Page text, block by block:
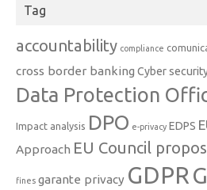
Tag
accountability compliance
cross border banking Cyber
Data Protection
Impact analysis DPO e-privacy EDPS
Approach EU Council
fines garante privacy GDPR